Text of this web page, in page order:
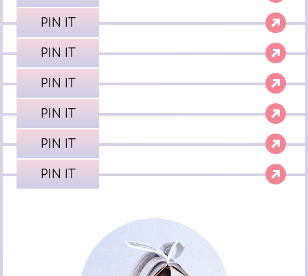
PIN IT
PIN IT
PIN IT
PIN IT
PIN IT
PIN IT